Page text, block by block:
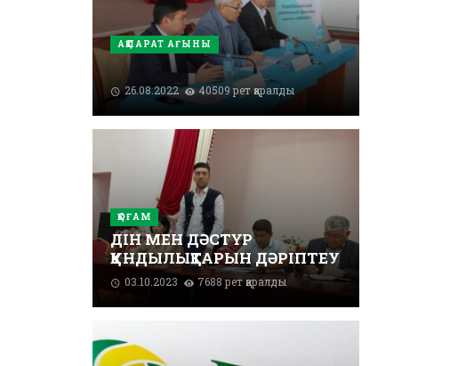
АҚПАРАТ АҒЫНЫ
26.08.2022 40509 рет қаралды
ҚОҒАМ
ДІН МЕН ДӘСТҮР
ҚҰНДЫЛЫҚТАРЫН ДӘРІПТЕУ
03.10.2023 7688 рет қаралды